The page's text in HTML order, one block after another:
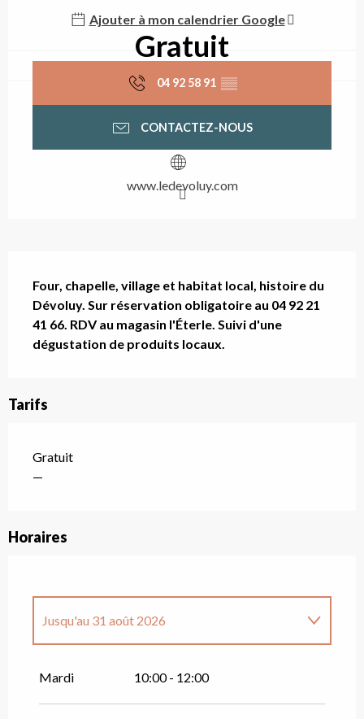
Ajouter à mon calendrier Google
Gratuit
04 92 58 91 ▒▒
CONTACTEZ-NOUS
www.ledevoluy.com
Description
Four, chapelle, village et habitat local, histoire du
Dévoluy. Sur réservation obligatoire au 04 92 21
41 66. RDV au magasin l'Éterle. Suivi d'une
dégustation de produits locaux.
Tarifs
Gratuit
—
Horaires
Jusqu'au 31 août 2026
Mardi 10:00 - 12:00